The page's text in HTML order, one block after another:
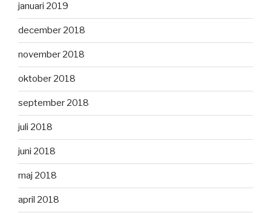
januari 2019
december 2018
november 2018
oktober 2018
september 2018
juli 2018
juni 2018
maj 2018
april 2018